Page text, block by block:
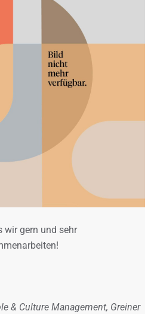
wir gern und sehr
& Culture Management, Greiner